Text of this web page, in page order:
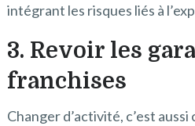
intégrant les risques liés à
3. Revoir les
franchises
Changer d’activité, c’est